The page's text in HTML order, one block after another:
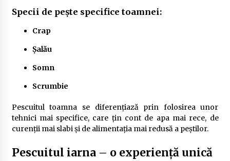
Specii de pește specifice toamnei:
Crap
Șalău
Somn
Scrumbie
Pescuitul toamna se diferențiază prin folosirea unor
tehnici mai specifice, care țin cont de apa mai rece, de
curenții mai slabi și de alimentația mai redusă a peștilor.
Pescuitul iarna – o experiență unică